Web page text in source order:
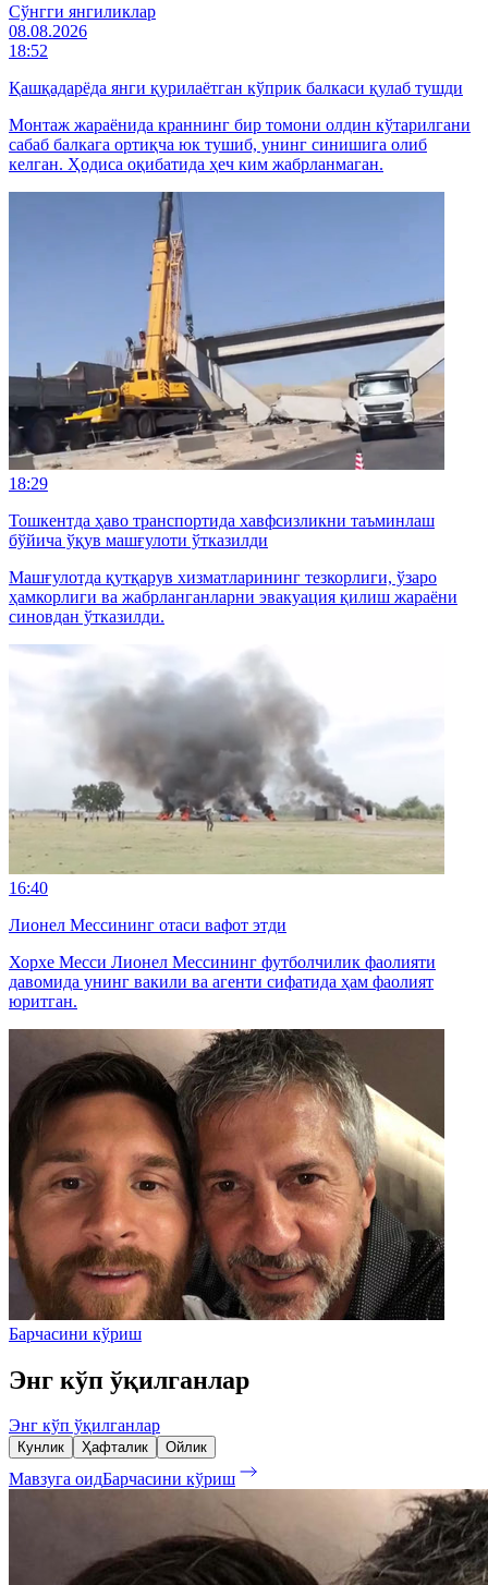
Cўнгги янгиликлар
08.08.2026
18:52
Қашқадарёда янги қурилаётган кўприк балкаси қулаб тушди
Монтаж жараёнида краннинг бир томони олдин кўтарилгани
сабаб балкага ортиқча юк тушиб, унинг синишига олиб
келган. Ҳодиса оқибатида ҳеч ким жабрланмаган.
18:29
Тошкентда ҳаво транспортида хавфсизликни таъминлаш
бўйича ўқув машғулоти ўтказилди
Машғулотда қутқарув хизматларининг тезкорлиги, ўзаро
ҳамкорлиги ва жабрланганларни эвакуация қилиш жараёни
синовдан ўтказилди.
16:40
Лионел Мессининг отаси вафот этди
Хорхе Месси Лионел Мессининг футболчилик фаолияти
давомида унинг вакили ва агенти сифатида ҳам фаолият
юритган.
Барчасини кўриш
Энг кўп ўқилганлар
Энг кўп ўқилганлар
Кунлик Ҳафталик Ойлик
Мавзуга оидБарчасини кўриш